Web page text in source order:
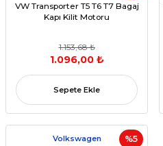
VW Transporter T5 T6 T7 Bagaj
Kapı Kilit Motoru
1.153,68 ₺
1.096,00 ₺
Sepete Ekle
%5
Volkswagen